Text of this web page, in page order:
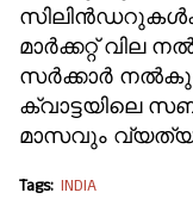
മാർക്കറ്റ് വില
സർക്കാർ
ക്വാട്ടയിലെ
മാസവും
Tags: INDIA